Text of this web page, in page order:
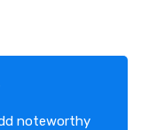
noteworthy